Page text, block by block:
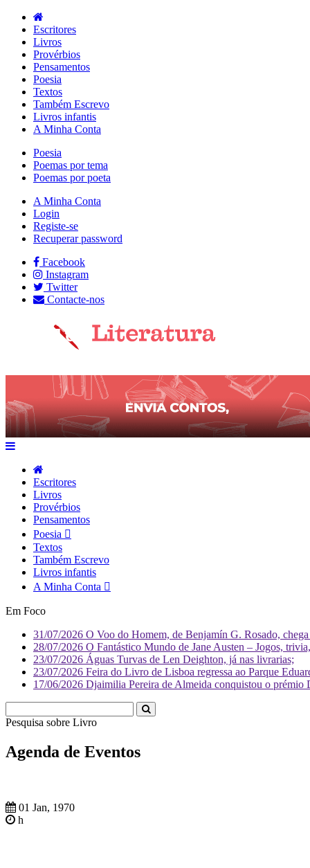
Escritores
Livros
Provérbios
Pensamentos
Poesia
Textos
Também Escrevo
Livros infantis
A Minha Conta
Poesia
Poemas por tema
Poemas por poeta
A Minha Conta
Login
Registe-se
Recuperar password
Facebook
Instagram
Twitter
Contacte-nos
Escritores
Livros
Provérbios
Pensamentos
Poesia
Textos
Também Escrevo
Livros infantis
A Minha Conta
Em Foco
31/07/2026 O Voo do Homem, de Benjamín G. Rosado,
28/07/2026 O Fantástico Mundo de Jane Austen – Jogos,
23/07/2026 Águas Turvas de Len Deighton, já nas livrarias;
23/07/2026 Feira do Livro de Lisboa regressa ao Parque
17/06/2026 Djaimilia Pereira de Almeida conquistou o
Pesquisa sobre Li
Agenda de Eventos
01 Jan, 1970
h